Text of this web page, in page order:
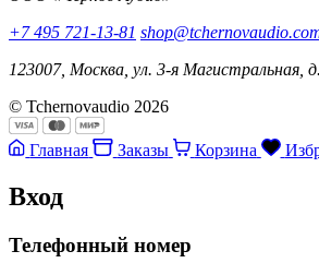
+7 495 721-13-81
123007, Москва, ул. 3-я Магистральная,
© Tchernovaudio 2026
Главная Заказы Корзина
Вход
Телефонный номер